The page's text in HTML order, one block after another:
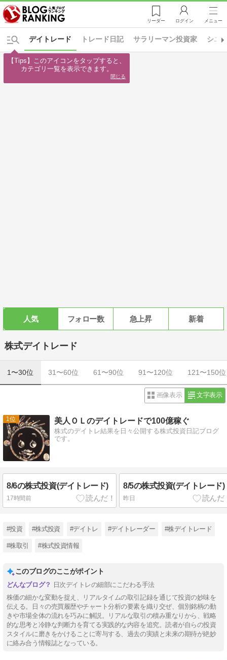
リーダー ログイン メニュー
トレード日記 サラリーマン投資家 シニ
デイトレード
人気 フォロー数 急上昇 新着
株式デイトレード
1〜30位 31〜60位 61〜90位 91〜120位 121〜150位
画像表示 文字表示
1 美人ＯＬのデイトレードで100億稼ぐ
株式のデイトレ結果を日々公開する株式投資日記ブログ
です。
8/6の株式投資(デイトレード)
17時間前
8/5の株式投資(デイトレード)
昨日
#投資 #株式投資 #デイトレ #デイトレーダー #株デイトレード
#株取引 #株式投資情報
このブログのここがポイント
日次デイトレの細部にこだわる手法
株価の細かな変動を捉え、リアルタイムの取引記録を通じて投資の妙味を
伝える。日々の売買履歴やチャート分析の要素を織り交ぜ、個別銘柄の動
きや市場全体の流れを巧みに解説。リアルな取引の積み重なりから、戦略
的な思考と冷静な判断力を育てる実践的な内容を追究。読者が自らの投資
スタイルに磨きをかけることに寄与する、過去の実績と未来の期待が絶妙
に絡み合う情報誌となっている。
【Tips】このアイコンをタップすると、
カテゴリ一覧を表示できます。
閉じる